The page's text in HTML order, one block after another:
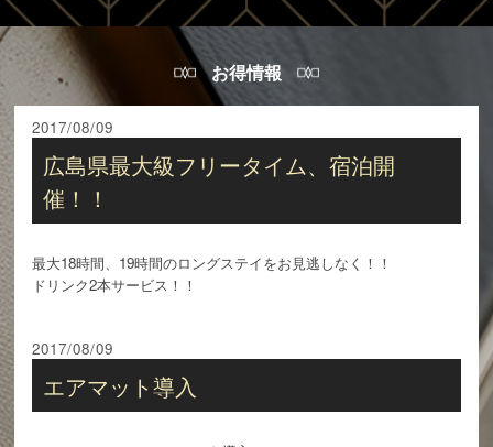
お得情報
2017/08/09
広島県最大級フリータイム、宿泊開
催！！
最大18時間、19時間のロングステイをお見逃しなく！！
ドリンク2本サービス！！
2017/08/09
エアマット導入